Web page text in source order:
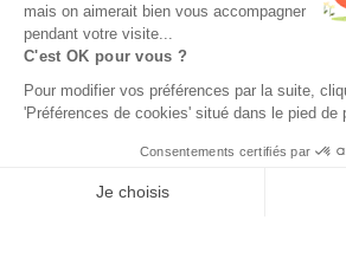
mais on aimerait bien vous accompagner
pendant votre visite...
C'est OK pour vous ?
Pour modifier vos préférences par la suite,
'Préférences de cookies' situé dans le pied de
Consentements certifiés par
Je choisis